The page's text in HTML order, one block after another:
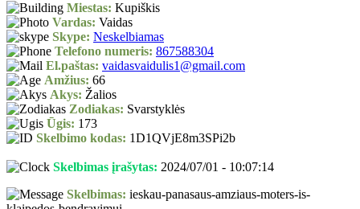
Miestas: Kupiškis
Vardas: Vaidas
Skype: Neskelbiamas
Telefono numeris: 867588304
El.paštas: vaidasvaidulis1@gmail.com
Amžius: 66
Akys: Žalios
Zodiakas: Svarstyklės
Ūgis: 173
Skelbimo kodas: 1D1QVjE8m3SPi2b
Skelbimas įrašytas: 2024/07/01 - 10:07:14
Skelbimas: ieskau-panasaus-amziaus-moters-is-